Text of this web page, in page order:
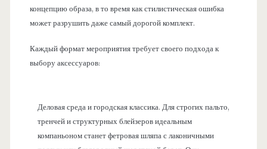
концепцию образа, в то время как стилистическая ошибка
может разрушить даже самый дорогой комплект.
Каждый формат мероприятия требует своего подхода к
выбору аксессуаров:
Деловая среда и городская классика. Для строгих пальто,
тренчей и структурных блейзеров идеальным
компаньоном станет фетровая шляпа с лаконичными